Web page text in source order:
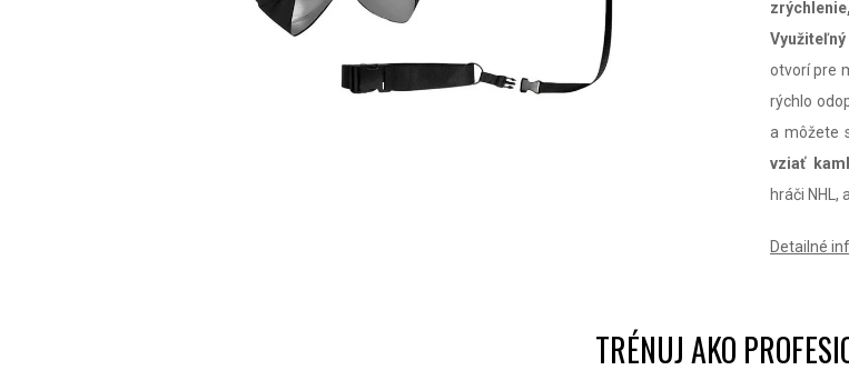
zrýchlenie,
Využiteľný
otvorí pre
rýchlo
a môžete
vziať
hráči NHL,
Detailné
TRÉNUJ AKO